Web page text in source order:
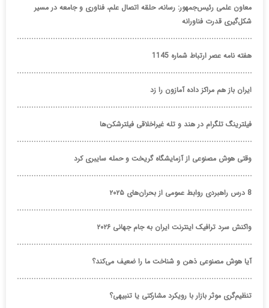
معاون علمی رئیس‌جمهور: رسانه، حلقه اتصال علم، فناوری و جامعه در مسیر
شکل‌گیری قدرت فناورانه
هفته نامه عصر ارتباط شماره 1145
ایران باز هم مراکز داده آمازون را زد
فیلترینگ تلگرام در هند و تله غیراخلاقی فیلترشکن‌ها
وقتی هوش مصنوعی از آزمایشگاه گریخت و حمله سایبری کرد
8 درس راهبردی روابط عمومی از بحران‌های ۲۰۲۵
واکنش سرد ترافیک اینترنت ایران به جام جهانی ۲۰۲۶
آیا هوش مصنوعی ذهن و شناخت ما را ضعیف می‌کند؟
تنظیم‌گری موثر بازار با رویکرد مشارکتی یا تنبیهی؟